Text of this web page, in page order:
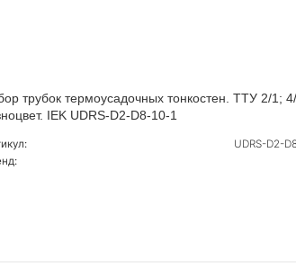
трубок термоусадочных тонкостен. ТТУ 2/
IEK UDRS-D2-D8-10-1
UDRS-D2-